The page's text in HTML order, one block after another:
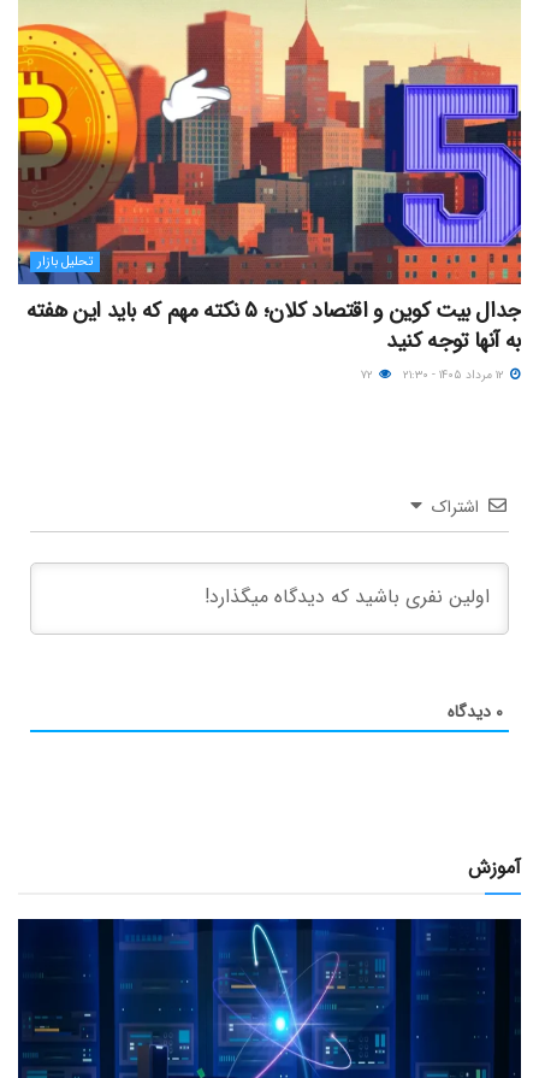
تحلیل بازار
جدال بیت کوین و اقتصاد کلان؛ ۵ نکته مهم که باید این هفته
به آنها توجه کنید
اشتراک
۰ دیدگاه
آموزش